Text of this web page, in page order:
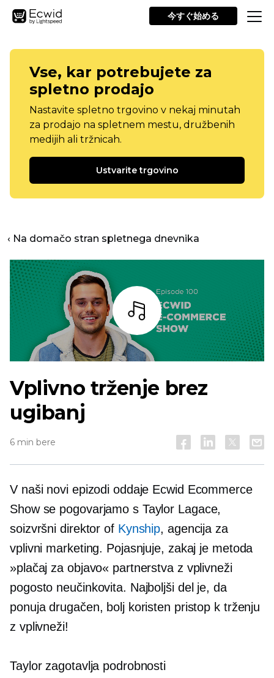
今すぐ始める
Vse, kar potrebujete za
spletno prodajo
Nastavite spletno trgovino v nekaj minutah
za prodajo na spletnem mestu, družbenih
medijih ali tržnicah.
Ustvarite trgovino
‹ Na domačo stran spletnega dnevnika
Bar
Vplivno trženje brez
ugibanj
6 min bere
V naši novi epizodi oddaje Ecwid Ecommerce
Show se pogovarjamo s Taylor Lagace,
soizvršni direktor of Kynship, agencija za
vplivni marketing. Pojasnjuje, zakaj je metoda
»plačaj za objavo« partnerstva z vplivneži
pogosto neučinkovita. Najboljši del je, da
ponuja drugačen, bolj koristen pristop k trženju
z vplivneži!
Taylor zagotavlja podrobnosti